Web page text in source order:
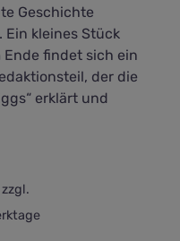
Geschichte
Ein kleines Stück
Ende findet sich ein
der die
erklärt und
zzgl.